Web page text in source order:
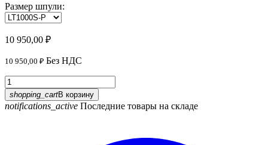
Размер шпули:
10 950,00 ₽
10 950,00 ₽ Без НДС
shopping_cartВ корзину
notifications_active Последние товары на складе